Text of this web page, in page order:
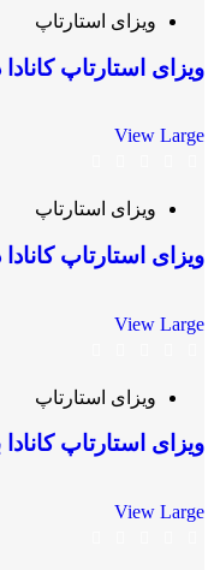
ویزای استارتاپ
ویزای استارتاپ کانادا در ۲۱
View Large
ویزای استارتاپ
ویزای استارتاپ کانادا در
View Large
ویزای استارتاپ
ویزای استارتاپ
View Large